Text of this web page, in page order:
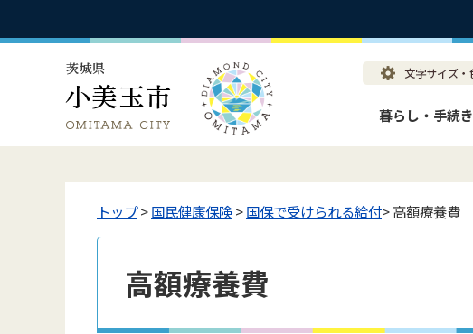
暮らし・手続き
トップ>国民健康保険>国保で受けられる給付> 高額療養費
高額療養費